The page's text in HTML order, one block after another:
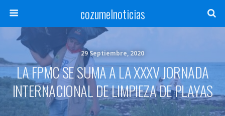
cozumelnoticias
29 Septiembre, 2020
LA FPMC SE SUMA A LA XXXV JORNADA
INTERNACIONAL DE LIMPIEZA DE PLAYAS